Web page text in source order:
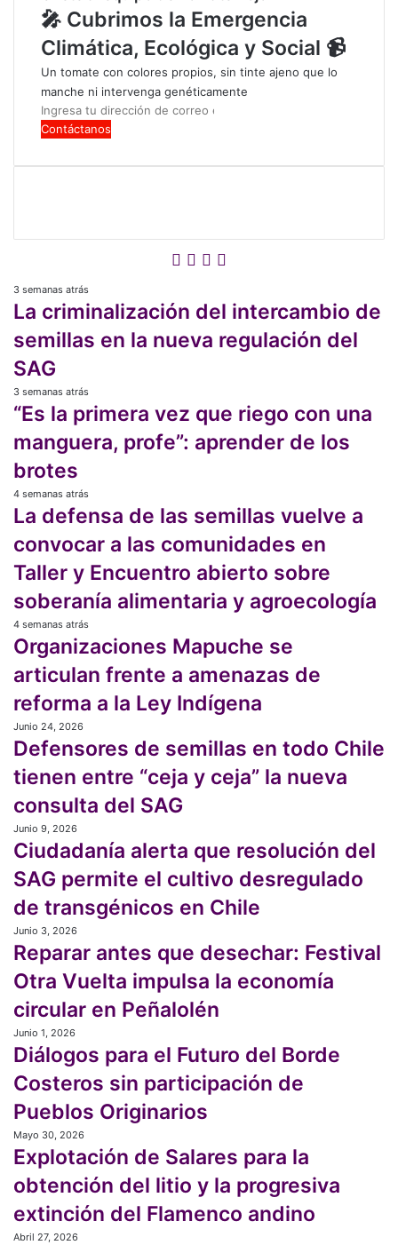
t
c
i
ó
n
d
l
f
m
a
a
C
ó
d
g
o
A
g
a
s
🎤 Cubrimos la Emergencia
Climática, Ecológica y Social 📹
Un tomate con colores propios, sin tinte ajeno que lo
manche ni intervenga genéticamente
Ingresa
tu
de
Facebook
X LinkedIn
La
criminalización
intercambio
de
en
nueva
del
SAG
3 semanas atrás
La criminalización del intercambio de
semillas en la nueva regulación del
SAG
“Es
la
vez
que
con
una
manguera,
aprender
de
brotes
3 semanas atrás
“Es la primera vez que riego con una
manguera, profe”: aprender de los
brotes
La
defensa
las
semillas
a
convocar
a
comunidades
en
Taller
y
Encuentro
abierto
soberanía
alimentaria
y
agroecología
4 semanas atrás
La defensa de las semillas vuelve a
convocar a las comunidades en
Taller y Encuentro abierto sobre
soberanía alimentaria y agroecología
Organizaciones
Mapuche
articulan
frente
amenazas
de
reforma
la
Ley
Indígena
4 semanas atrás
Organizaciones Mapuche se
articulan frente a amenazas de
reforma a la Ley Indígena
Defensores
de
semillas
en
todo
Chile
tienen
entre
“ceja
ceja”
la
nueva
consulta
del
SAG
Junio 24, 2026
Defensores de semillas en todo Chile
tienen entre “ceja y ceja” la nueva
consulta del SAG
Ciudadanía
alerta
resolución
del
SAG
permite
el
cultivo
desregulado
de
transgénicos
en
Chile
Junio 9, 2026
Ciudadanía alerta que resolución del
SAG permite el cultivo desregulado
de transgénicos en Chile
Reparar
antes
desechar:
Festival
Otra
Vuelta
impulsa
la
circular
en
Peñalolén
Junio 3, 2026
Reparar antes que desechar: Festival
Otra Vuelta impulsa la economía
circular en Peñalolén
Diálogos
para
Futuro
del
Costeros
sin
participación
Pueblos
Originarios
Junio 1, 2026
Diálogos para el Futuro del Borde
Costeros sin participación de
Pueblos Originarios
Explotación
de
para
la
obtención
Mayo 30, 2026
Explotación de Salares para la
obtención del litio y la progresiva
extinción del Flamenco andino
Desenmascarando
Abril 27, 2026